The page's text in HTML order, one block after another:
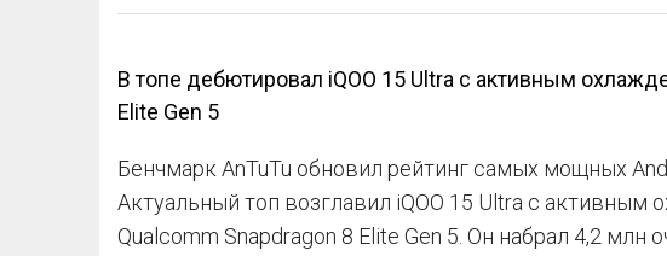
В топе дебютировал iQOO 15 Ultra с активным
Elite Gen 5
Бенчмарк AnTuTu обновил рейтинг самых мощных
Актуальный топ возглавил iQOO 15 Ultra с активным
Qualcomm Snapdragon 8 Elite Gen 5. Он набрал 4,2 млн